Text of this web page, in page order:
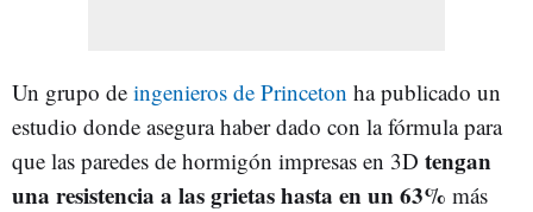
Un grupo de ingenieros de Princeton ha publicado un
estudio donde asegura haber dado con la fórmula para
que las paredes de hormigón impresas en 3D tengan
una resistencia a las grietas hasta en un 63% más